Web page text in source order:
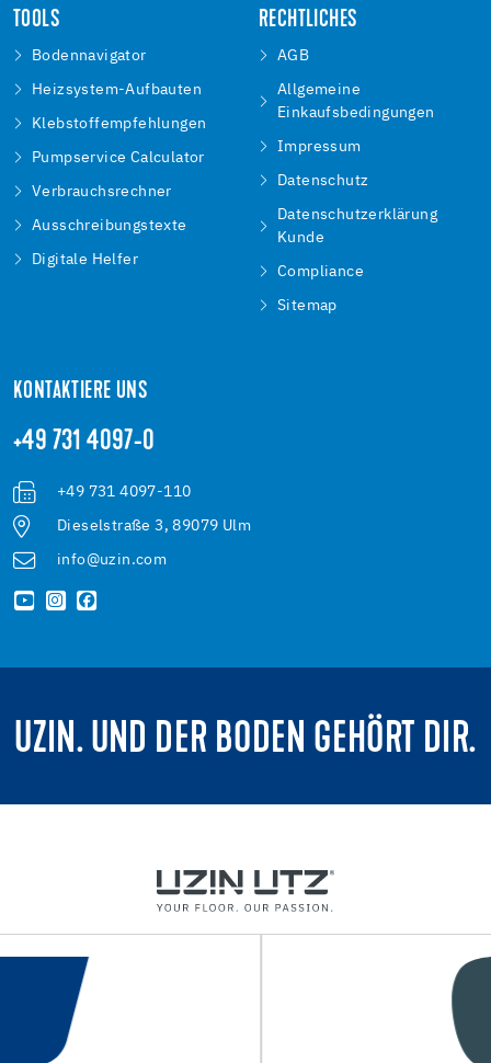
TOOLS
Bodennavigator
Heizsystem-Aufbauten
Klebstoffempfehlungen
Pumpservice Calculator
Verbrauchsrechner
Ausschreibungstexte
Digitale Helfer
RECHTLICHES
AGB
Allgemeine
Einkaufsbedingungen
Impressum
Datenschutz
Datenschutzerklärung
Kunde
Compliance
Sitemap
KONTAKTIERE UNS
+49 731 4097-0
+49 731 4097-110
Dieselstraße 3, 89079 Ulm
info@uzin.com
UZIN. UND DER BODEN GEHÖRT DIR.